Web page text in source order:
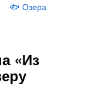
🐟 Озера
«Из